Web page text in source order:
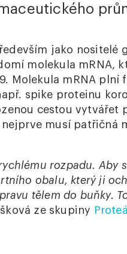
jako nositelé
molekula mRNA,
Molekula mRNA plní
spike proteinu
cestou vytvářet
musí patřičná
rozpadu. Aby
obalu, který ji
tělem do buňky.
ze skupiny